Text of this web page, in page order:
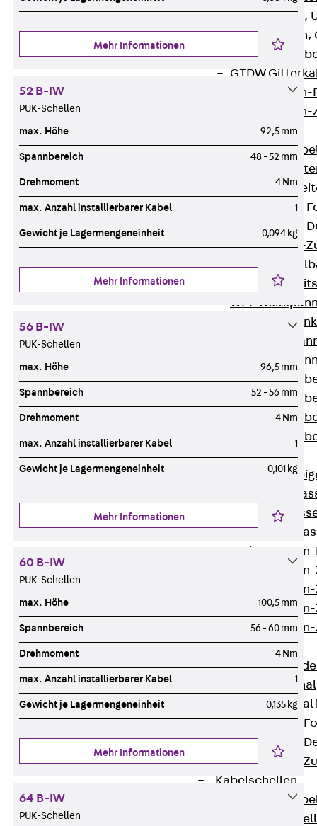
G Gitterbahn,
GI Gitterbahn,
GTD
GTDW
Gitterbahnen-
Kabelleitern
Zurück
LGG
LGGS
Kabelleitern-
Kabelleitern-
Kabelleitern-
Zurück
WPL
WL
WPR
WLR
Steigetrassen
Zurück
STU
ST
LGG
Bodenkanäle
Zurück
BK Bodenkanal
KLK
Bodenkanal-
Bodenkanal-
Bodenkanal-
Kabelschellen
AC
Mehr Informationen
52 B-IW
PUK-Schellen
max. Höhe 92,5 mm
Spannbereich 48 - 52 mm
Drehmoment 4 Nm
max. Anzahl installierbarer Kabel 1
Gewicht je Lagermengeneinheit 0,094 kg
Mehr Informationen
56 B-IW
PUK-Schellen
max. Höhe 96,5 mm
Spannbereich 52 - 56 mm
Drehmoment 4 Nm
max. Anzahl installierbarer Kabel 1
Gewicht je Lagermengeneinheit 0,101 kg
Mehr Informationen
60 B-IW
PUK-Schellen
max. Höhe 100,5 mm
Spannbereich 56 - 60 mm
Drehmoment 4 Nm
max. Anzahl installierbarer Kabel 1
Gewicht je Lagermengeneinheit 0,135 kg
Mehr Informationen
64 B-IW
PUK-Schellen